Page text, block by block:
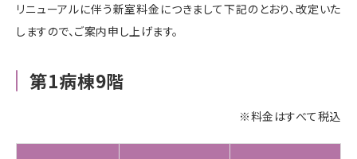
リニューアルに伴う新室料金につきまして下記のとおり、改定いた
しますので、ご案内申し上げます。
第1病棟9階
※料金はすべて税込